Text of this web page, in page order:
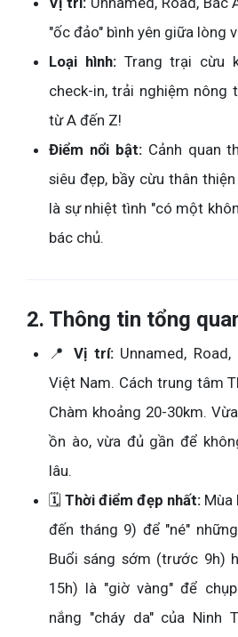
"ốc đảo" bình yên giữa lòng
Loại hình:Trang trại cừu
check-in, trải nghiệm nông
từ A đến Z!
Điểm nổi bật:Cảnh quan
siêu đẹp, bầy cừu thân
là sự nhiệt tình "có một
bác chủ.
2. Thông tin tổng
📍Vị trí:Unnamed, Road,
Việt Nam. Cách trung tâm
Chàm khoảng 20-30km.
ồn ào, vừa đủ gần để
lâu.
🗓️ Thời điểm đẹp nhất: Mùa
đến tháng 9) để "né"
Buổi sáng sớm (trước 9h)
15h) là "giờ vàng" để
nắng "cháy da" của Ninh